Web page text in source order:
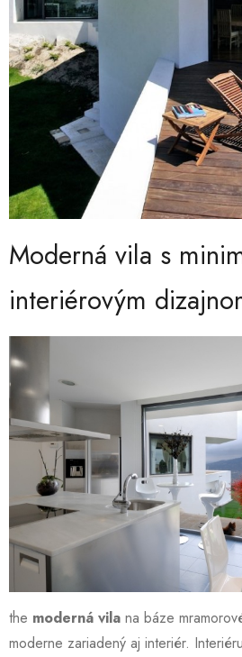
Moderná vila s
interiérovým
the moderná vila na báze
moderne zariadený aj interiér.